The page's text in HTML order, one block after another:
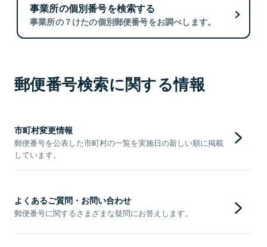
事業所の個別番号を検索する
事業所の７けたの個別郵便番号をお調べします。
郵便番号検索に関する情報
市町村変更情報
郵便番号を公表した市町村の一覧を実施日の新しい順に掲載
しています。
よくあるご質問・お問い合わせ
郵便番号に関するさまざまな疑問にお答えします。